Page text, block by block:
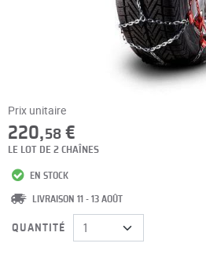
Prix unitaire
220,58 €
LE LOT DE 2 CHAÎNES
EN STOCK
LIVRAISON 11 - 13 AOÛT
QUANTITÉ